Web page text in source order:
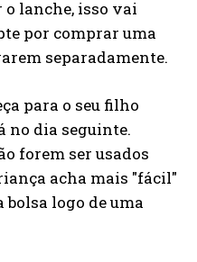
o lanche, isso vai
por comprar uma
separadamente.
para o seu filho
no dia seguinte.
forem ser usados
acha mais "fácil"
logo de uma